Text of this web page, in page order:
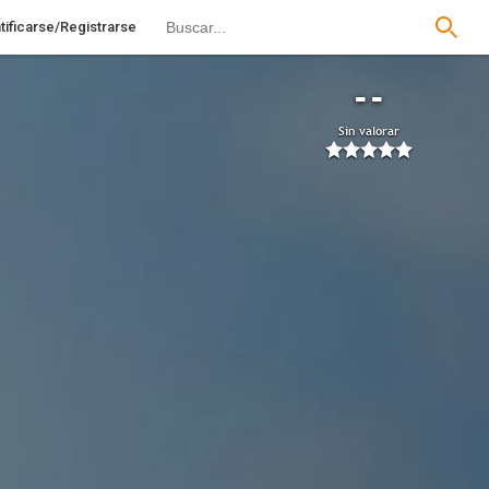
Registrarse
--
Sin valorar